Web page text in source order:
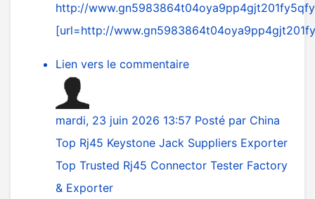
http://
[url=http://
Lien vers le commentaire
mardi, 23 juin 2026 13:57 Posté par China
Top Rj45 Keystone Jack Suppliers Exporter
Top Trusted Rj45 Connector Tester Factory
& Exporter